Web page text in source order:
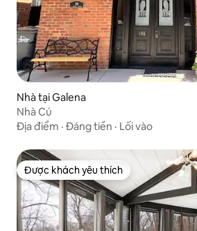
Nhà tại Galena
Nhà Cú
Địa điểm · Đáng tiền · Lối vào
Được khách yêu thích
Được khách yêu thích